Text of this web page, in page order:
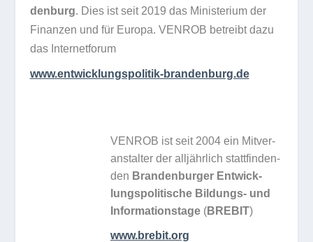
den­burg. Dies ist seit 2019 das Minis­te­rium der
Finan­zen und für Europa. VENROB betreibt dazu
das Internetforum
www​.ent​wick​lungs​po​li​tik​-bran​den​burg​.de
VENROB ist seit 2004 ein Mit­ver­
an­stal­ter der all­jähr­lich statt­fin­den­
den Bran­den­bur­ger Ent­wick­
lungs­po­li­ti­sche Bil­dungs- und
Infor­ma­ti­ons­tage(BREBIT)
www​.bre​bit​.org